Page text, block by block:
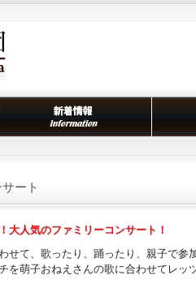
ート
大人気のファミリーコンサート！
せて、歌ったり、踊ったり、親子で
を萌子おねえさんの歌に合わせてレ